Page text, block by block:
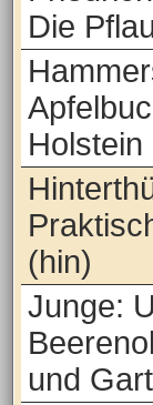
Die
Holstein
(hin)
Junge:
und